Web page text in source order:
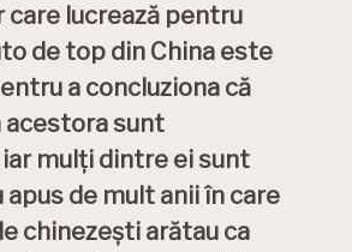
lucrează pentru
de top din China este
a concluziona că
sunt
mulți dintre ei sunt
apus de mult anii în care
chinezești arătau ca